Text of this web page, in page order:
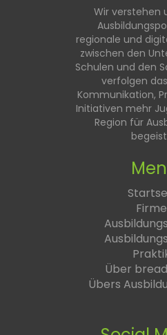
Wir verstehen
regionale und
zwischen den
Schulen und den
verfolgen
Kommunikation,
Initiativen mehr
Region für
Über
Übers